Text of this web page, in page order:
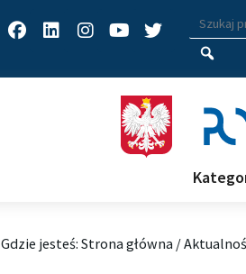
Facebook
LinkedinInstagram
YoutubeTwitterWpisz
Gdzie jesteś: Strona główna /